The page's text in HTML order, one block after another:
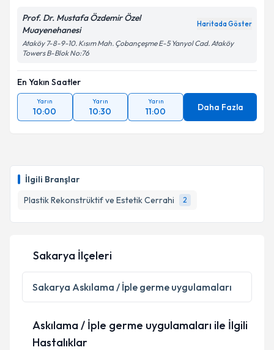
İlgili Branşlar
Plastik Rekonstrüktif ve Estetik Cerrahi
2
Prof. Dr. Mustafa Özdemir Özel
Muayenehanesi
Haritada Göster
Ataköy 7-8-9-10. Kısım Mah. Çobançeşme E-5 Yanyol Cad. Ataköy
Towers B-Blok No:76
En Yakın Saatler
Yarın
10:00
Yarın
10:30
Yarın
11:00 Daha Fazla
Sakarya İlçeleri
Sakarya Askılama / İple germe uygulamaları
Askılama / İple germe uygulamaları ile İlgili
Hastalıklar